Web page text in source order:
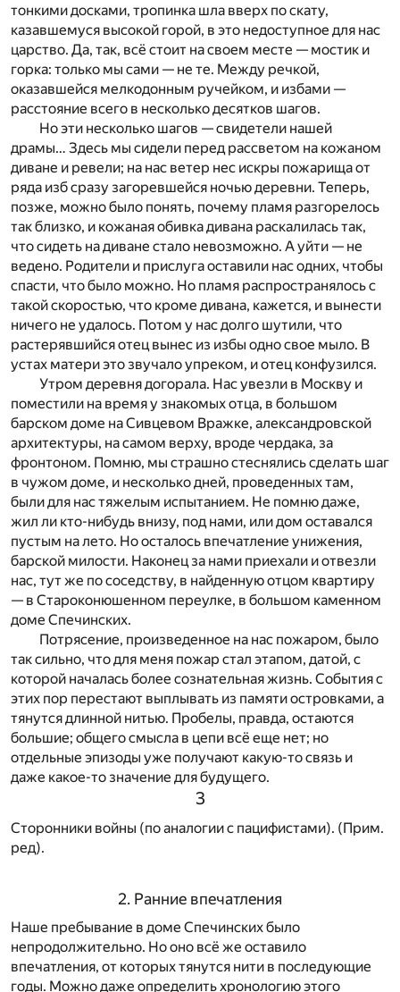
тонкими досками, тропинка шла вверх по скату,
казавшемуся высокой горой, в это недоступное для нас
царство. Да, так, всё стоит на своем месте — мостик и
горка: только мы сами — не те. Между речкой,
оказавшейся мелкодонным ручейком, и избами —
расстояние всего в несколько десятков шагов.
Но эти несколько шагов — свидетели нашей
драмы… Здесь мы сидели перед рассветом на кожаном
диване и ревели; на нас ветер нес искры пожарища от
ряда изб сразу загоревшейся ночью деревни. Теперь,
позже, можно было понять, почему пламя разгорелось
так близко, и кожаная обивка дивана раскалилась так,
что сидеть на диване стало невозможно. А уйти — не
ведено. Родители и прислуга оставили нас одних, чтобы
спасти, что было можно. Но пламя распространялось с
такой скоростью, что кроме дивана, кажется, и вынести
ничего не удалось. Потом у нас долго шутили, что
растерявшийся отец вынес из избы одно свое мыло. В
устах матери это звучало упреком, и отец конфузился.
Утром деревня догорала. Нас увезли в Москву и
поместили на время у знакомых отца, в большом
барском доме на Сивцевом Вражке, александровской
архитектуры, на самом верху, вроде чердака, за
фронтоном. Помню, мы страшно стеснялись сделать шаг
в чужом доме, и несколько дней, проведенных там,
были для нас тяжелым испытанием. Не помню даже,
жил ли кто-нибудь внизу, под нами, или дом оставался
пустым на лето. Но осталось впечатление унижения,
барской милости. Наконец за нами приехали и отвезли
нас, тут же по соседству, в найденную отцом квартиру
— в Староконюшенном переулке, в большом каменном
доме Спечинских.
Потрясение, произведенное на нас пожаром, было
так сильно, что для меня пожар стал этапом, датой, с
которой началась более сознательная жизнь. События с
этих пор перестают выплывать из памяти островками, а
тянутся длинной нитью. Пробелы, правда, остаются
большие; общего смысла в цепи всё еще нет; но
отдельные эпизоды уже получают какую-то связь и
даже какое-то значение для будущего.
3
Сторонники войны (по аналогии с пацифистами). (Прим.
ред).
2. Ранние впечатления
Наше пребывание в доме Спечинских было
непродолжительно. Но оно всё же оставило
впечатления, от которых тянутся нити в последующие
годы. Можно даже определить хронологию этого